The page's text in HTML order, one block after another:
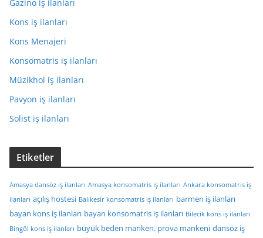
Gazino iş ilanları
Kons iş ilanları
Kons Menajeri
Konsomatris iş ilanları
Müzikhol iş ilanları
Pavyon iş ilanları
Solist iş ilanları
Etiketler
Amasya dansöz iş ilanları Amasya konsomatris iş ilanları Ankara konsomatris iş
ilanları açılış hostesi Balıkesir konsomatris iş ilanları barmen iş ilanları
bayan kons iş ilanları bayan konsomatris iş ilanları Bilecik kons iş ilanları
Bingöl kons iş ilanları büyük beden manken. prova mankeni dansöz iş